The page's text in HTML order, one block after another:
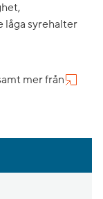
låga syrehalter
mer från